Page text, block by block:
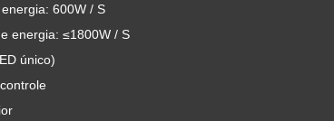
600W / S
energia: ≤1800W / S
único)